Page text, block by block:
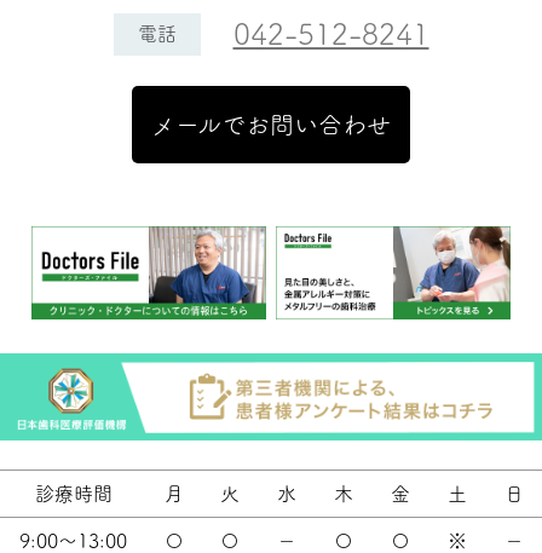
電話 042-512-8241
メールでお問い合わせ
診療時間 月 火 水 木 金 土 日
9:00～13:00 〇 〇 － 〇 〇 ※ －